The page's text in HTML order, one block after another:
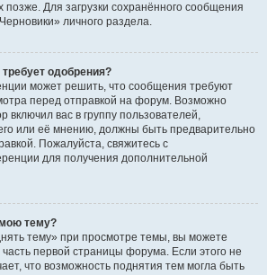
позже. Для загрузки сохранённого сообщения
личного раздела.
одобрения?
может решить, что сообщения требуют
перед отправкой на форум. Возможно
включил вас в группу пользователей,
или её мнению, должны быть предварительно
Пожалуйста, свяжитесь с
для получения дополнительной
тему?
тему» при просмотре темы, вы можете
первой страницы форума. Если этого не
что возможность поднятия тем могла быть